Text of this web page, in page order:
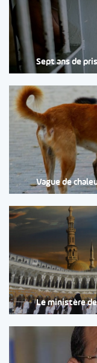
Sept ans de
Vague de
Le ministère